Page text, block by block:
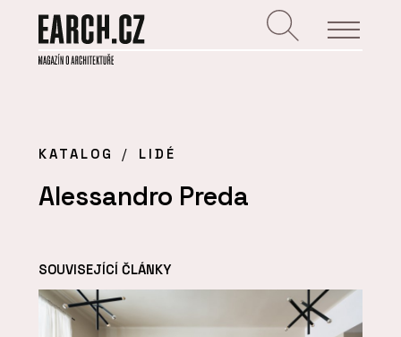
KATALOG LIDÉ
Alessandro Preda
SOUVISEJÍCÍ ČLÁNKY